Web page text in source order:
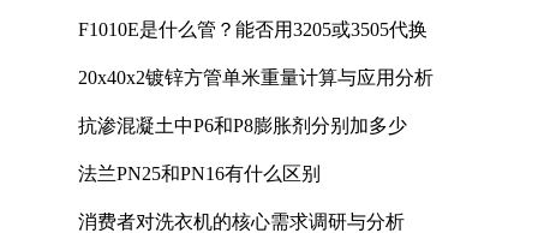
F1010E是什么管？能否用3205或3505代换
20x40x2镀锌方管单米重量计算与应用分析
抗渗混凝土中P6和P8膨胀剂分别加多少
法兰PN25和PN16有什么区别
消费者对洗衣机的核心需求调研与分析